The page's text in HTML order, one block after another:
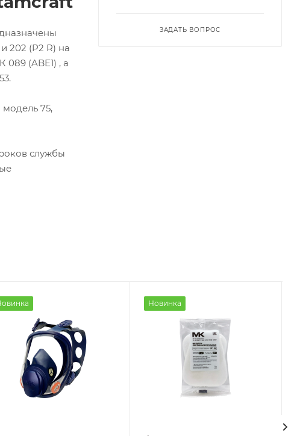
202 (P2 R) на
(ABE1) , а
75,
службы
ЗАДАТЬ ВОПРОС
Новинка